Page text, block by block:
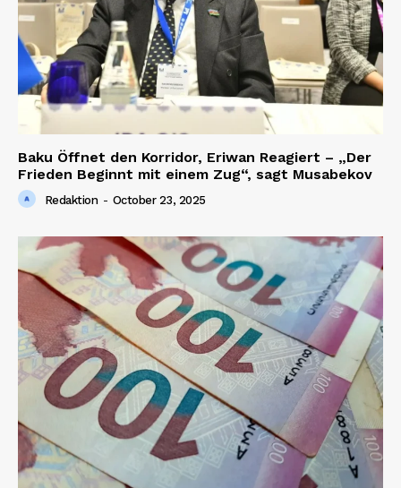
Baku Öffnet den Korridor, Eriwan Reagiert – „Der
Frieden Beginnt mit einem Zug“, sagt Musabekov
Redaktion - October 23, 2025